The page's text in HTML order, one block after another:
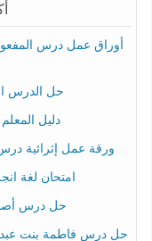
أوراق عمل درس
حل الدرس
دليل
ورقة عمل إثرائية
امتحان لغة
حل درس
حل درس فاطمة بنت